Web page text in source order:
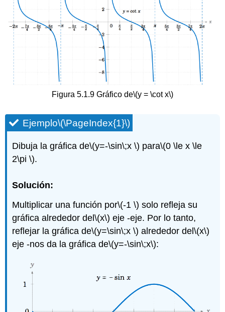
Figura 5.1.9 Gráfico de\(y = \cot x\)
Ejemplo\(\PageIndex{1}\)
Dibuja la gráfica de\(y=-\sin\;x \) para\(0 \le x \le
2\pi \).
Solución:
Multiplicar una función por\(-1 \) solo refleja su
gráfica alrededor del\(x\) eje -eje. Por lo tanto,
reflejar la gráfica de\(y=\sin\;x \) alrededor del\(x\)
eje -nos da la gráfica de\(y=-\sin\;x\):